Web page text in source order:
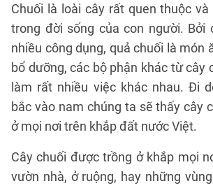
Chuối là loài cây rất quen thuộc
trong đời sống của con người. Bởi
nhiều công dụng, quả chuối là món
bổ dưỡng, các bộ phận khác từ cây
làm rất nhiều việc khác nhau. Đi
bắc vào nam chúng ta sẽ thấy cây
ở mọi nơi trên khắp đất nước Việt.
Cây chuối được trồng ở khắp mọi
vườn nhà, ở ruộng, hay những